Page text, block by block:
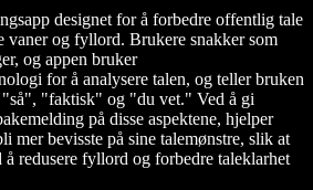
designet for å forbedre offentlig tale
vaner og fyllord. Brukere snakker som
og appen bruker
for å analysere talen, og teller bruken
"faktisk" og "du vet." Ved å gi
på disse aspektene, hjelper
mer bevisste på sine talemønstre, slik at
å redusere fyllord og forbedre taleklarhet